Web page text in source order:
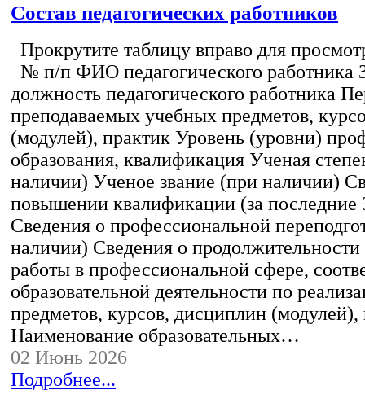
Состав педагогических работников
Прокрутите таблицу вправо для
№ п/п ФИО педагогического работника
должность педагогического работника
преподаваемых учебных предметов,
(модулей), практик Уровень (уровни)
образования, квалификация Ученая
наличии) Ученое звание (при наличии)
повышении квалификации (за последние
Сведения о профессиональной
наличии) Сведения о
работы в профессиональной сфере,
образовательной деятельности по
предметов, курсов, дисциплин (модулей),
Наименование образовательных…
02 Июнь 2026
Подробнее...